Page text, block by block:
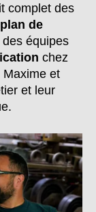
complet des
plan de
équipes
chez
Maxime et
et leur